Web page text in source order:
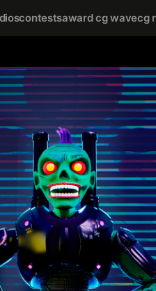
contestsaward cg wavecg